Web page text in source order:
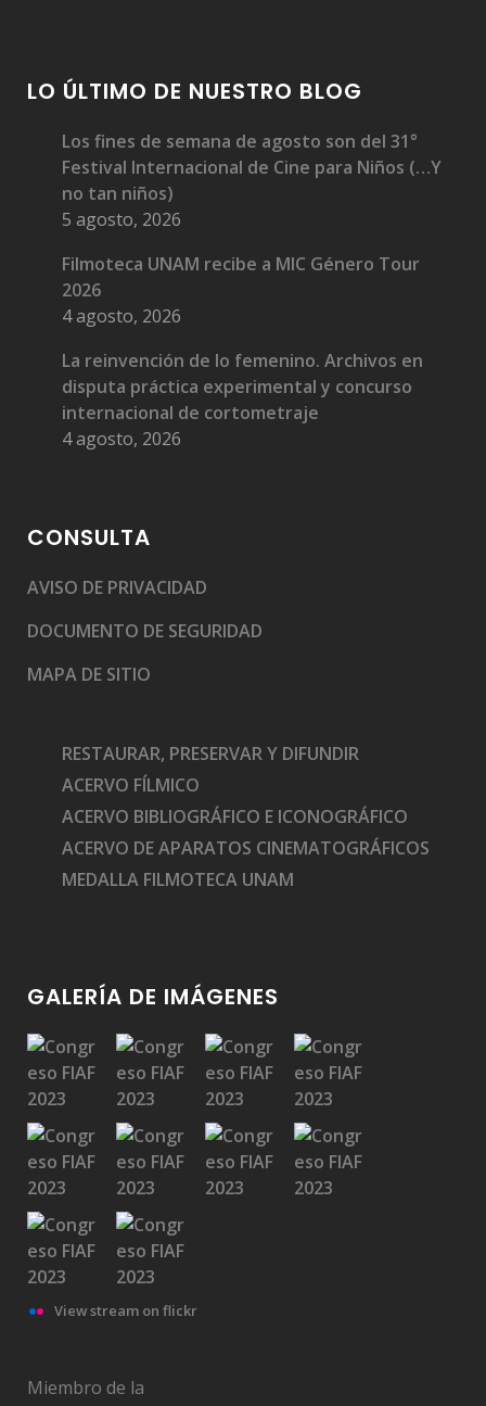
LO ÚLTIMO DE NUESTRO BLOG
Los fines de semana de agosto son del 31°
Festival Internacional de Cine para Niños (…Y
no tan niños)
5 agosto, 2026
Filmoteca UNAM recibe a MIC Género Tour
2026
4 agosto, 2026
La reinvención de lo femenino. Archivos en
disputa práctica experimental y concurso
internacional de cortometraje
4 agosto, 2026
CONSULTA
AVISO DE PRIVACIDAD
DOCUMENTO DE SEGURIDAD
MAPA DE SITIO
RESTAURAR, PRESERVAR Y DIFUNDIR
ACERVO FÍLMICO
ACERVO BIBLIOGRÁFICO E ICONOGRÁFICO
ACERVO DE APARATOS CINEMATOGRÁFICOS
MEDALLA FILMOTECA UNAM
GALERÍA DE IMÁGENES
View stream on flickr
Miembro de la